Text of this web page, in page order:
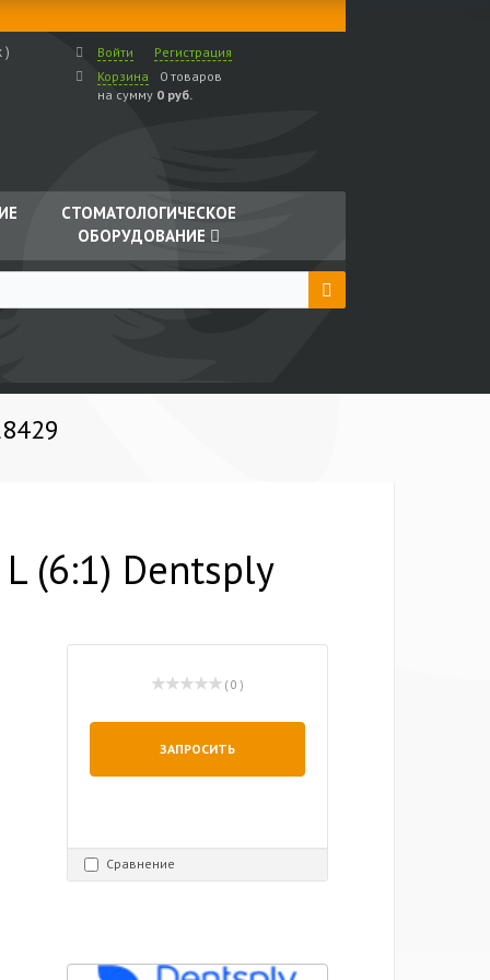
) Войти
Регистрация
Корзина
0 товаров
на сумму 0 руб.
СТОМАТОЛОГИЧЕСКОЕ
ОБОРУДОВАНИЕ
(6:1) Dentsply
( 0 )
ЗАПРОСИТЬ
Сравнение